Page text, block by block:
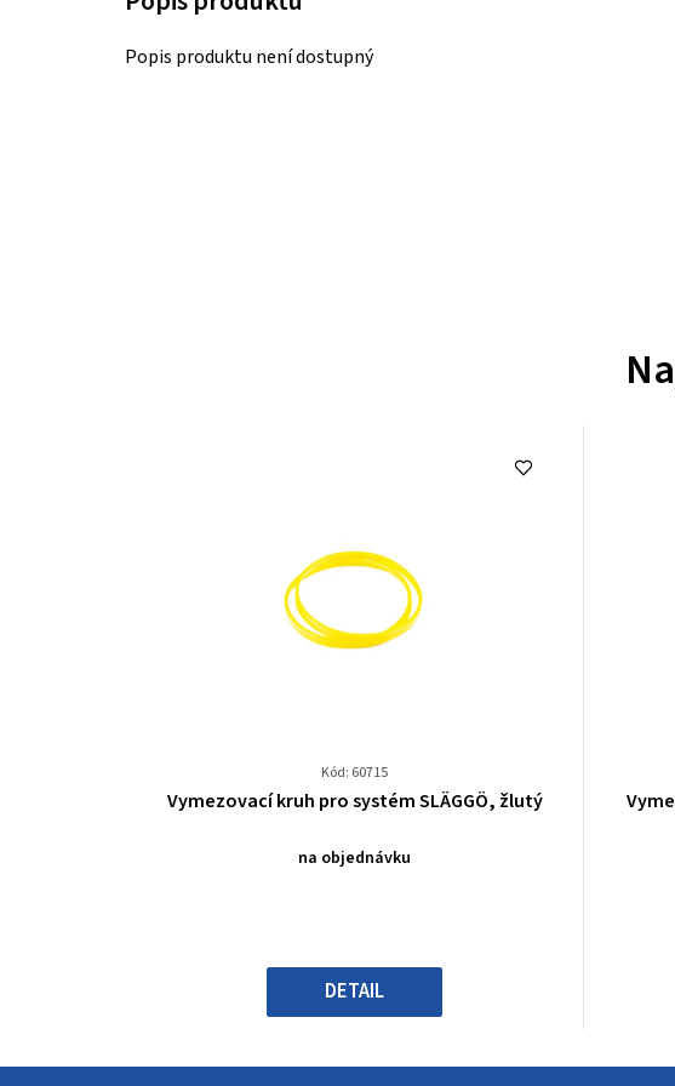
Popis produktu není dostupný
Kód: 60715
Průměrné
produktu
5
hvězdiček.
Vymezovací kruh pro systém SLÄGGÖ, žlutý
na objednávku
DETAIL